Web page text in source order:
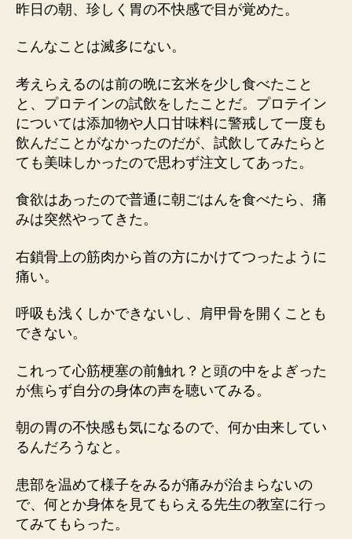
昨日の朝、珍しく胃の不快感で目が覚めた。
こんなことは滅多にない。
考えらえるのは前の晩に玄米を少し食べたこと
と、プロテインの試飲をしたことだ。プロテイン
については添加物や人口甘味料に警戒して一度も
飲んだことがなかったのだが、試飲してみたらと
ても美味しかったので思わず注文してあった。
食欲はあったので普通に朝ごはんを食べたら、痛
みは突然やってきた。
右鎖骨上の筋肉から首の方にかけてつったように
痛い。
呼吸も浅くしかできないし、肩甲骨を開くことも
できない。
これって心筋梗塞の前触れ？と頭の中をよぎった
が焦らず自分の身体の声を聴いてみる。
朝の胃の不快感も気になるので、何か由来してい
るんだろうなと。
患部を温めて様子をみるが痛みが治まらないの
で、何とか身体を見てもらえる先生の教室に行っ
てみてもらった。